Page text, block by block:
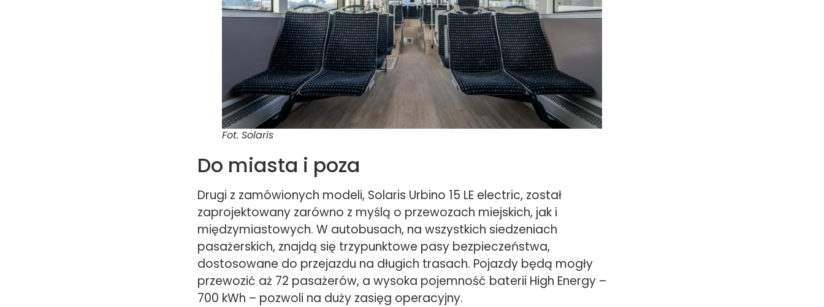
Fot. Solaris
Do miasta i poza
Drugi z zamówionych modeli, Solaris Urbino 15 LE electric, został
zaprojektowany zarówno z myślą o przewozach miejskich, jak i
międzymiastowych. W autobusach, na wszystkich siedzeniach
pasażerskich, znajdą się trzypunktowe pasy bezpieczeństwa,
dostosowane do przejazdu na długich trasach. Pojazdy będą mogły
przewozić aż 72 pasażerów, a wysoka pojemność baterii High Energy –
700 kWh – pozwoli na duży zasięg operacyjny.